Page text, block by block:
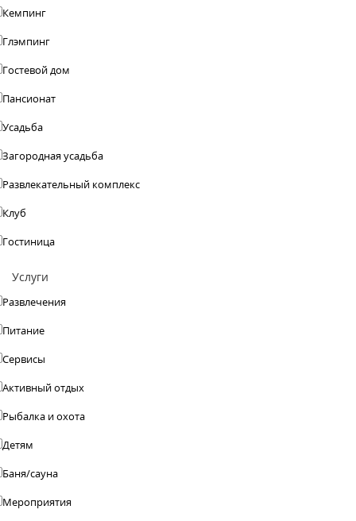
Кемпинг
Глэмпинг
Гостевой дом
Пансионат
Усадьба
Загородная усадьба
Развлекательный комплекс
Клуб
Гостиница
Услуги
Развлечения
Питание
Сервисы
Активный отдых
Рыбалка и охота
Детям
Баня/сауна
Мероприятия